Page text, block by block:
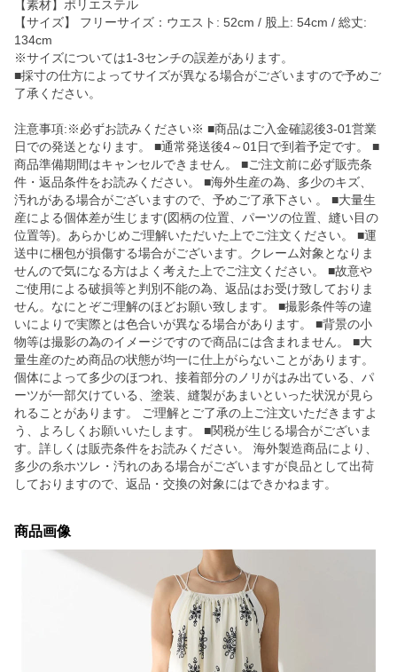
【素材】ポリエステル
【サイズ】 フリーサイズ：ウエスト: 52cm / 股上: 54cm / 総丈:
134cm
※サイズについては1-3センチの誤差があります。
■採寸の仕方によってサイズが異なる場合がございますので予めご
了承ください。
注意事項:※必ずお読みください※ ■商品はご入金確認後3-01営業
日での発送となります。 ■通常発送後4～01日で到着予定です。 ■
商品準備期間はキャンセルできません。 ■ご注文前に必ず販売条
件・返品条件をお読みください。 ■海外生産の為、多少のキズ、
汚れがある場合がございますので、予めご了承下さい 。 ■大量生
産による個体差が生じます(図柄の位置、パーツの位置、縫い目の
位置等)。あらかじめご理解いただいた上でご注文ください。 ■運
送中に梱包が損傷する場合がございます。クレーム対象となりま
せんので気になる方はよく考えた上でご注文ください。 ■故意や
ご使用による破損等と判別不能の為、返品はお受け致しておりま
せん。なにとぞご理解のほどお願い致します。 ■撮影条件等の違
いによりで実際とは色合いが異なる場合があります。 ■背景の小
物等は撮影の為のイメージですので商品には含まれません。 ■大
量生産のため商品の状態が均一に仕上がらないことがあります。
個体によって多少のほつれ、接着部分のノリがはみ出ている、パ
ーツが一部欠けている、塗装、縫製があまいといった状況が見ら
れることがあります。 ご理解とご了承の上ご注文いただきますよ
う、よろしくお願いいたします。 ■関税が生じる場合がございま
す。詳しくは販売条件をお読みください。 海外製造商品により、
多少の糸ホツレ・汚れのある場合がございますが良品として出荷
しておりますので、返品・交換の対象にはできかねます。
商品画像